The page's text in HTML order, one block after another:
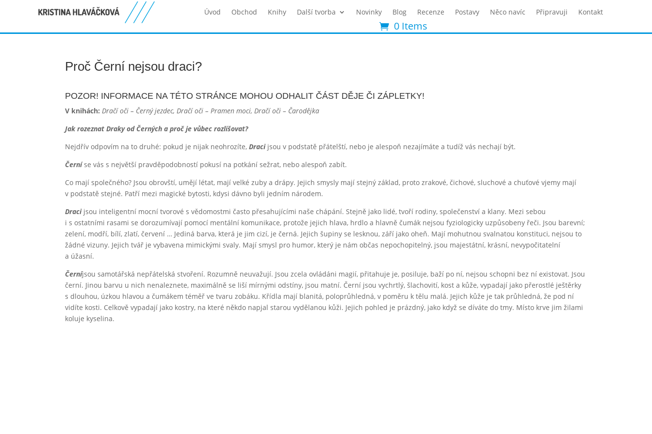
Úvod Obchod Knihy Další tvorba Novinky Blog Recenze Postavy Něco navíc Připravuji Kontakt
0 Items
Proč Černí nejsou draci?
POZOR! INFORMACE NA TÉTO STRÁNCE MOHOU ODHALIT ČÁST DĚJE ČI ZÁPLETKY!
V knihách: Dračí oči – Černý jezdec, Dračí oči – Pramen moci, Dračí oči – Čarodějka
Jak rozeznat Draky od Černých a proč je vůbec rozlišovat?
Nejdřív odpovím na to druhé: pokud je nijak neohrozíte,Dracijsou v podstatě přátelští, nebo je alespoň nezajímáte a tudíž vás nechají být.
Černíse vás s největší pravděpodobností pokusí na potkání sežrat, nebo alespoň zabít.
Co mají společného? Jsou obrovští, umějí létat, mají velké zuby a drápy. Jejich smysly mají stejný základ, proto zrakové, čichové, sluchové a chuťové vjemy mají
v podstatě stejné. Patří mezi magické bytosti, kdysi dávno byli jedním národem.
Draci jsou inteligentní mocní tvorové s vědomostmi často přesahujícími naše chápání. Stejně jako lidé, tvoří rodiny, společenství a klany. Mezi sebou
i s ostatními rasami se dorozumívají pomocí mentální komunikace, protože jejich hlava, hrdlo a hlavně čumák nejsou fyziologicky uzpůsobeny řeči. Jsou barevní;
zelení, modří, bílí, zlatí, červení … Jediná barva, která je jim cizí, je černá. Jejich šupiny se lesknou, září jako oheň. Mají mohutnou svalnatou konstituci, nejsou to
žádné vizuny. Jejich tvář je vybavena mimickými svaly. Mají smysl pro humor, který je nám občas nepochopitelný, jsou majestátní, krásní, nevypočitatelní
a úžasní.
Černíjsou samotářská nepřátelská stvoření. Rozumně neuvažují. Jsou zcela ovládáni magií, přitahuje je, posiluje, baží po ní, nejsou schopni bez ní existovat. Jsou
černí. Jinou barvu u nich nenaleznete, maximálně se liší mírnými odstíny, jsou matní. Černí jsou vychrtlý, šlachovití, kost a kůže, vypadají jako přerostlé ještěrky
s dlouhou, úzkou hlavou a čumákem téměř ve tvaru zobáku. Křídla mají blanitá, poloprůhledná, v poměru k tělu malá. Jejich kůže je tak průhledná, že pod ní
vidíte kosti. Celkově vypadají jako kostry, na které někdo napjal starou vydělanou kůži. Jejich pohled je prázdný, jako když se díváte do tmy. Místo krve jim žilami
koluje kyselina.